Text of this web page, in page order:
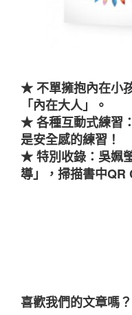
★ 不單擁抱內在小
「內在大人」。
★ 各種互動式練習
是安全感的練習！
★ 特別收錄：吳姵
導」，掃描書中QR
喜歡我們的文章嗎